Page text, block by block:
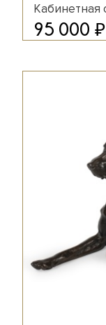
Кабинетная
95 000 ₽